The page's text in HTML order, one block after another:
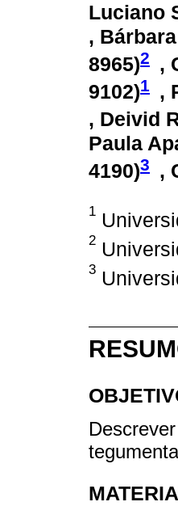
Luciano
,
8965)2
,
9102)1 ,
, Deivid
Paula
4190)3 ,
1
2
3